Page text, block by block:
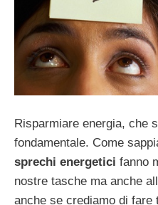
Risparmiare energia, che
fondamentale. Come
sprechi energetici fanno
nostre tasche ma anche
anche se crediamo di fare